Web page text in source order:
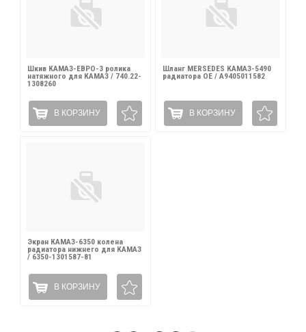
Шкив КАМАЗ-ЕВРО-3 ролика
натяжного для КАМАЗ / 740.22-
1308260
В КОРЗИНУ
Шланг MERSEDES КАМАЗ-5490
радиатора OE / A9405011582
В КОРЗИНУ
Экран КАМАЗ-6350 колена
радиатора нижнего для КАМАЗ
/ 6350-1301587-81
В КОРЗИНУ